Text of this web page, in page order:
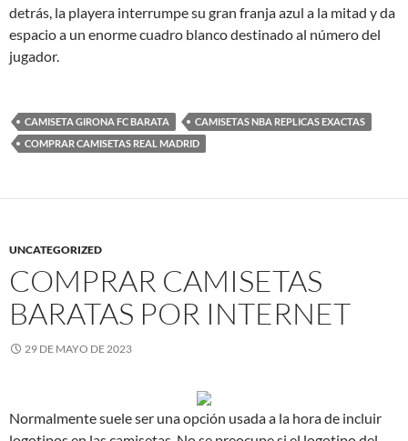
detrás, la playera interrumpe su gran franja azul a la mitad y da
espacio a un enorme cuadro blanco destinado al número del
jugador.
CAMISETA GIRONA FC BARATA
CAMISETAS NBA REPLICAS EXACTAS
COMPRAR CAMISETAS REAL MADRID
UNCATEGORIZED
COMPRAR CAMISETAS
BARATAS POR INTERNET
29 DE MAYO DE 2023
Normalmente suele ser una opción usada a la hora de incluir